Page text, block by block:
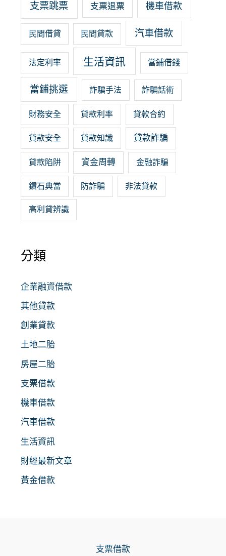
支票跳票 支票退票 機車借款
民間借貸 民間貸款 汽車借款
法定利率 生活資訊 當鋪借錢
當鋪挑選 詐騙手法 詐騙話術
財務安全 貸款利率 貸款合約
貸款安全 貸款知識 貸款詐騙
貸款陷阱 資金周轉 金融詐騙
鑽石典當 防詐騙 非法貸款
高利貸辨識
分類
企業融資借款
其他貸款
創業貸款
土地二胎
房屋二胎
支票借款
機車借款
汽車借款
生活資訊
財經最新文章
黃金借款
支票借款